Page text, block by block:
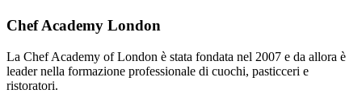
Chef Academy London
La Chef Academy of London è stata fondata nel 2007 e da allora è
leader nella formazione professionale di cuochi, pasticceri e
ristoratori.